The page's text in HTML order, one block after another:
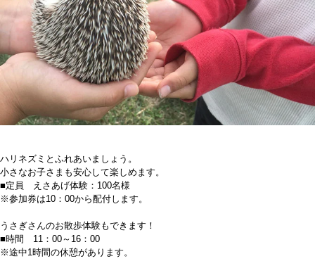
ハリネズミとふれあいましょう。
小さなお子さまも安心して楽しめます。
■定員 えさあげ体験：100名様
※参加券は10：00から配付します。
うさぎさんのお散歩体験もできます！
■時間 11：00～16：00
※途中1時間の休憩があります。